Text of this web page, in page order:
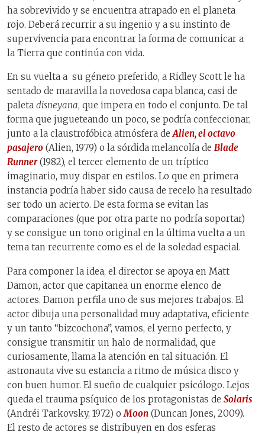
ha sobrevivido y se encuentra atrapado en el planeta
rojo. Deberá recurrir a su ingenio y a su instinto de
supervivencia para encontrar la forma de comunicar a
la Tierra que continúa con vida.
En su vuelta a su género preferido, a Ridley Scott le ha
sentado de maravilla la novedosa capa blanca, casi de
paleta disneyana, que impera en todo el conjunto. De tal
forma que jugueteando un poco, se podría confeccionar,
junto a la claustrofóbica atmósfera deAlien, el octavo
pasajero (Alien, 1979) o la sórdida melancolía de Blade
Runner(1982), el tercer elemento de un tríptico
imaginario, muy dispar en estilos. Lo que en primera
instancia podría haber sido causa de recelo ha resultado
ser todo un acierto. De esta forma se evitan las
comparaciones (que por otra parte no podría soportar)
y se consigue un tono original en la última vuelta a un
tema tan recurrente como es el de la soledad espacial.
Para componer la idea, el director se apoya en Matt
Damon, actor que capitanea un enorme elenco de
actores. Damon perfila uno de sus mejores trabajos. El
actor dibuja una personalidad muy adaptativa, eficiente
y un tanto “bizcochona”, vamos, el yerno perfecto, y
consigue transmitir un halo de normalidad, que
curiosamente, llama la atención en tal situación. El
astronauta vive su estancia a ritmo de música disco y
con buen humor. El sueño de cualquier psicólogo. Lejos
queda el trauma psíquico de los protagonistas de Solaris
(Andréi Tarkovsky, 1972) o Moon (Duncan Jones, 2009).
El resto de actores se distribuyen en dos esferas